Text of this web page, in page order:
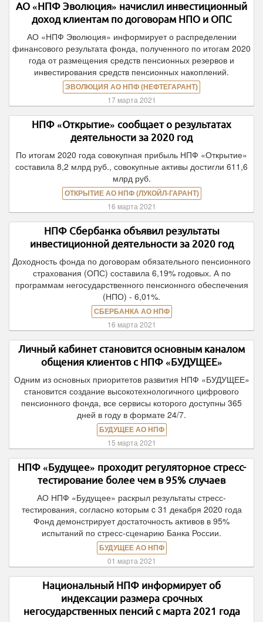
АО «НПФ Эволюция» начислил инвестиционный
доход клиентам по договорам НПО и ОПС
АО «НПФ Эволюция» информирует о распределении
финансового результата фонда, полученного по итогам 2020
года от размещения средств пенсионных резервов и
инвестирования средств пенсионных накоплений.
ЭВОЛЮЦИЯ АО НПФ (НЕФТЕГАРАНТ)
17 марта 2021
НПФ «Открытие» сообщает о результатах
деятельности за 2020 год
По итогам 2020 года совокупная прибыль НПФ «Открытие»
составила 8,2 млрд руб., совокупные активы достигли 611,6
млрд руб.
ОТКРЫТИЕ АО НПФ (ЛУКОЙЛ-ГАРАНТ)
16 марта 2021
НПФ Сбербанка объявил результаты
инвестиционной деятельности за 2020 год
Доходность фонда по договорам обязательного пенсионного
страхования (ОПС) составила 6,19% годовых. А по
программам негосударственного пенсионного обеспечения
(НПО) - 6,01%.
СБЕРБАНКА АО НПФ
16 марта 2021
Личный кабинет становится основным каналом
общения клиентов с НПФ «БУДУЩЕЕ»
Одним из основных приоритетов развития НПФ «БУДУЩЕЕ»
становится создание высокотехнологичного цифрового
пенсионного фонда, все сервисы которого доступны 365
дней в году в формате 24/7.
БУДУЩЕЕ АО НПФ
15 марта 2021
НПФ «Будущее» проходит регуляторное стресс-
тестирование более чем в 95% случаев
АО НПФ «Будущее» раскрыл результаты стресс-
тестирования, согласно которым c 31 декабря 2020 года
Фонд демонстрирует достаточность активов в 95%
испытаний по стресс-сценарию Банка России.
БУДУЩЕЕ АО НПФ
01 марта 2021
Национальный НПФ информирует об
индексации размера срочных
негосударственных пенсий с марта 2021 года